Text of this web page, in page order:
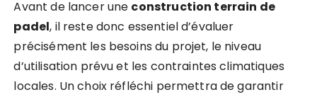
Avant de lancer une construction terrain de
padel, il reste donc essentiel d’évaluer
précisément les besoins du projet, le niveau
d’utilisation prévu et les contraintes climatiques
locales. Un choix réfléchi permettra de garantir